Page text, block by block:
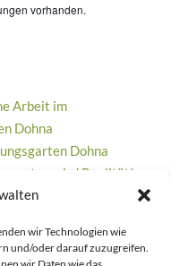
wir Technologien wie
und/oder darauf zuzugreifen.
vorhanden.
Arbeit im
Dohna
Dohna
wird Realität!
500. Nistkasten
Dresden feiert 70-
Artenschutz und